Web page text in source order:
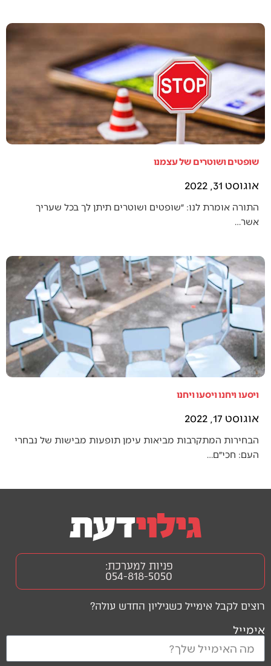
שופטים ושוטרים של עצמנו
אוגוסט 31, 2022
התורה אומרת לנו: ״שופטים ושוטרים תיתן לך בכל שעריך
אשר…
ויסעו ויחנו ויסעו ויחנו
אוגוסט 17, 2022
הבחירות המתקרבות מביאות עימן תופעות מבישות של נבחרי
העם: חכי״ם…
רוצים לקבל אימייל כשגיליון החדש עולה?
אימייל
פניות למערכת:
054-818-5050